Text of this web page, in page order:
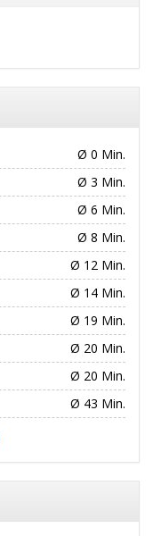
Ø 0 Min.
Ø 3 Min.
Ø 6 Min.
Ø 8 Min.
Ø 12 Min.
Ø 14 Min.
Ø 19 Min.
Ø 20 Min.
Ø 20 Min.
Ø 43 Min.